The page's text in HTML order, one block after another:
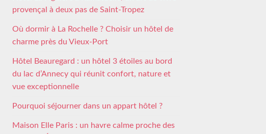
provençal à deux pas de Saint-Tropez
Où dormir à La Rochelle ? Choisir un hôtel de
charme près du Vieux-Port
Hôtel Beauregard : un hôtel 3 étoiles au bord
du lac d’Annecy qui réunit confort, nature et
vue exceptionnelle
Pourquoi séjourner dans un appart hôtel ?
Maison Elle Paris : un havre calme proche des